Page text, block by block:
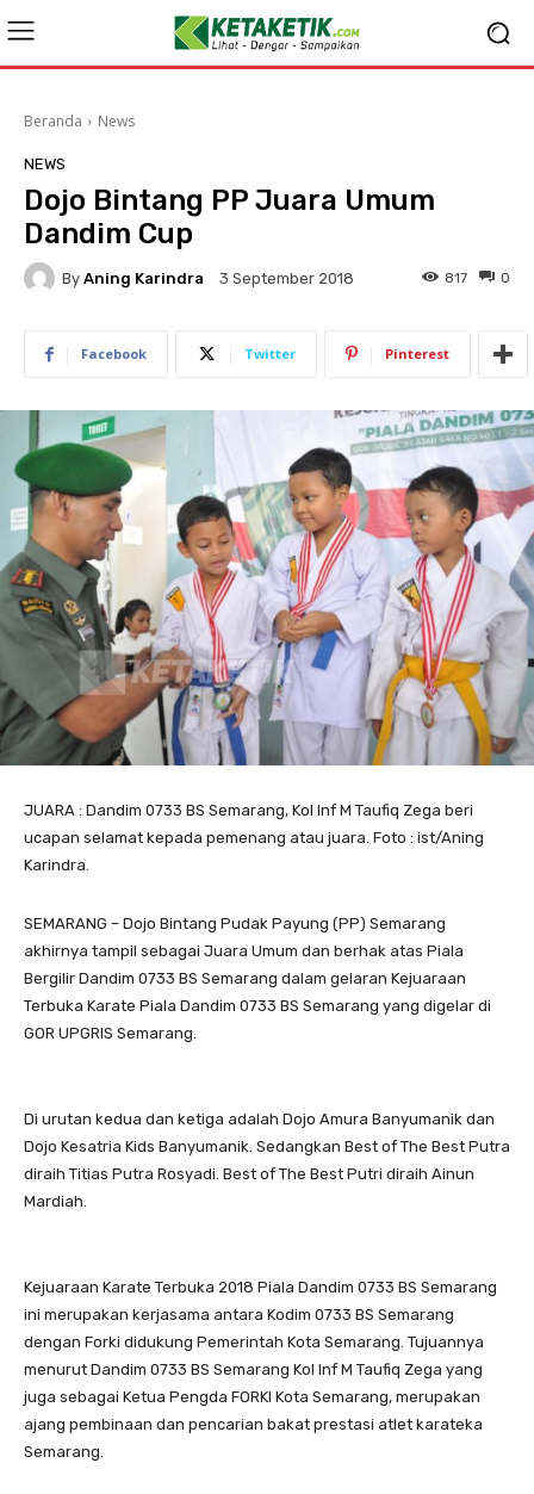
Beranda News
NEWS
Dojo Bintang PP Juara Umum
Dandim Cup
By Aning Karindra 3 September 2018 0
817
Facebook Twitter Pinterest
JUARA : Dandim 0733 BS Semarang, Kol Inf M Taufiq Zega beri
ucapan selamat kepada pemenang atau juara. Foto : ist/Aning
Karindra.
SEMARANG – Dojo Bintang Pudak Payung (PP) Semarang
akhirnya tampil sebagai Juara Umum dan berhak atas Piala
Bergilir Dandim 0733 BS Semarang dalam gelaran Kejuaraan
Terbuka Karate Piala Dandim 0733 BS Semarang yang digelar di
GOR UPGRIS Semarang.
Di urutan kedua dan ketiga adalah Dojo Amura Banyumanik dan
Dojo Kesatria Kids Banyumanik. Sedangkan Best of The Best Putra
diraih Titias Putra Rosyadi. Best of The Best Putri diraih Ainun
Mardiah.
Kejuaraan Karate Terbuka 2018 Piala Dandim 0733 BS Semarang
ini merupakan kerjasama antara Kodim 0733 BS Semarang
dengan Forki didukung Pemerintah Kota Semarang. Tujuannya
menurut Dandim 0733 BS Semarang Kol Inf M Taufiq Zega yang
juga sebagai Ketua Pengda FORKI Kota Semarang, merupakan
ajang pembinaan dan pencarian bakat prestasi atlet karateka
Semarang.